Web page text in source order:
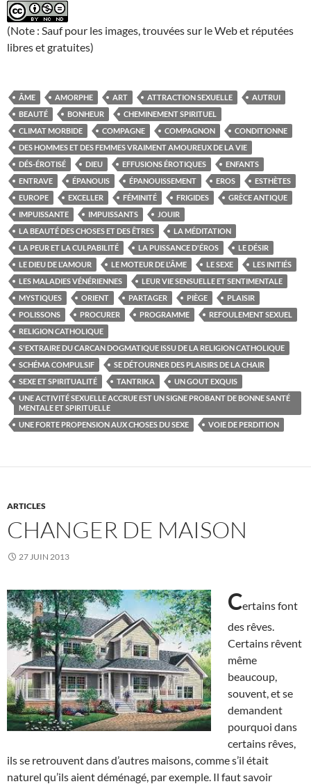
(Note : Sauf pour les images, trouvées sur le Web et réputées
libres et gratuites)
ÂME AMORPHE ART ATTRACTION SEXUELLE
AUTRUI
BEAUTÉ
BONHEUR
CHEMINEMENT SPIRITUEL
CLIMAT MORBIDE
COMPAGNE COMPAGNON
CONDITIONNE
DES HOMMES ET DES FEMMES VRAIMENT AMOUREUX DE LA VIE
DÉS-ÉROTISÉ
DIEU EFFUSIONS ÉROTIQUES
ENFANTS
ENTRAVE
ÉPANOUIS ÉPANOUISSEMENT EROS
ESTHÈTES
EUROPE
EXCELLER FÉMINITÉ FRIGIDES
GRÈCE ANTIQUE
IMPUISSANTE
IMPUISSANTS
JOUIR
LA BEAUTÉ DES CHOSES ET DES ÊTRES
LA MÉDITATION
LA PEUR ET LA CULPABILITÉ
LA PUISSANCE D'ÉROS
LE DÉSIR
LE DIEU DE L'AMOUR
LE MOTEUR DE L'ÂME LE SEXE
LES INITIÉS
LES MALADIES VÉNÉRIENNES
LEUR VIE SENSUELLE ET SENTIMENTALE
MYSTIQUES
ORIENT PARTAGER PIÈGE
PLAISIR
POLISSONS
PROCURER PROGRAMME
REFOULEMENT SEXUEL
RELIGION CATHOLIQUE
S'EXTRAIRE DU CARCAN DOGMATIQUE ISSU DE LA RELIGION CATHOLIQUE
SCHÉMA COMPULSIF
SE DÉTOURNER DES PLAISIRS DE LA CHAIR
SEXE ET SPIRITUALITÉ
TANTRIKA
UN GOUT EXQUIS
UNE ACTIVITÉ SEXUELLE ACCRUE EST UN SIGNE PROBANT DE BONNE SANTÉ
MENTALE ET SPIRITUELLE
UNE FORTE PROPENSION AUX CHOSES DU SEXE
VOIE DE PERDITION
ARTICLES
CHANGER DE MAISON
27 JUIN 2013
Certains font
des rêves.
Certains rêvent
même
beaucoup,
souvent, et se
demandent
pourquoi dans
certains rêves,
ils se retrouvent dans d’autres maisons, comme s’il était
naturel qu’ils aient déménagé, par exemple. Il faut savoir